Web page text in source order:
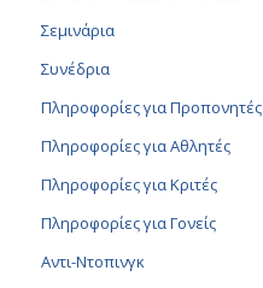
Σεμινάρια
Συνέδρια
Πληροφορίες για Προπονητές
Πληροφορίες για Αθλητές
Πληροφορίες για Κριτές
Πληροφορίες για Γονείς
Αντι-Ντοπινγκ